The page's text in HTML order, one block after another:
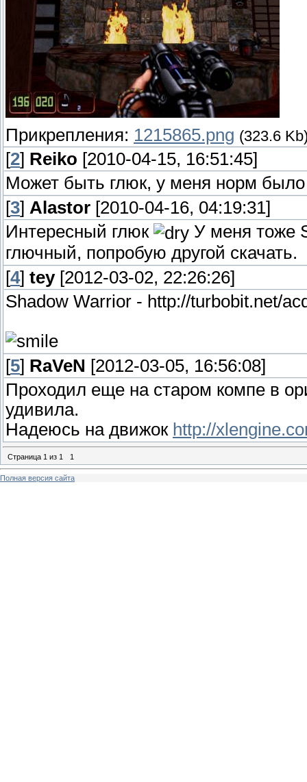
Прикрепления: 1215865.png (323.6
[2] Reiko [2010-04-15, 16:51:45]
Может быть глюк, у меня норм было
[3] Alastor [2010-04-16, 04:19:31]
Интересный глюк
У меня тоже
глючный, попробую другой скачать.
[4] tey[2012-03-02, 22:26:26]
Shadow Warrior - http://turbobit.net/
[5] RaVeN [2012-03-05, 16:56:08]
Проходил еще на старом компе в
удивила.
Надеюсь на движок http://
Страница 1 из 1 1
Полная версия сайта